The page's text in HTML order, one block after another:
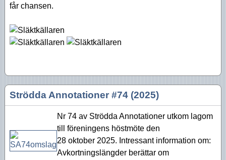
Aktiviteter 2012
Aktiviteter 2010
får chansen.
Strödda Annotationer #74 (2025)
Nr 74 av Strödda Annotationer utkom lagom
till föreningens höstmöte den
28 oktober 2025. Intressant information om:
Avkortningslängder berättar om